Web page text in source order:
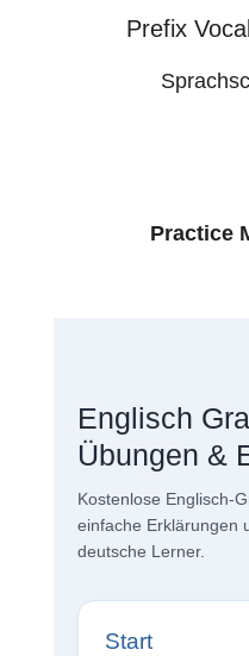
Prefix
Practice
Englisch
Übungen &
Kostenlose Englisch-
einfache Erklärungen
deutsche Lerner.
Start